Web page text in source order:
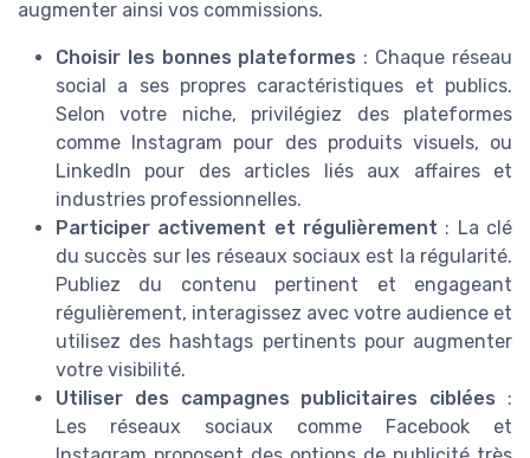
augmenter ainsi vos commissions.
Choisir les bonnes plateformes : Chaque réseau
social a ses propres caractéristiques et publics.
Selon votre niche, privilégiez des plateformes
comme Instagram pour des produits visuels, ou
LinkedIn pour des articles liés aux affaires et
industries professionnelles.
Participer activement et régulièrement : La clé
du succès sur les réseaux sociaux est la régularité.
Publiez du contenu pertinent et engageant
régulièrement, interagissez avec votre audience et
utilisez des hashtags pertinents pour augmenter
votre visibilité.
Utiliser des campagnes publicitaires ciblées :
Les réseaux sociaux comme Facebook et